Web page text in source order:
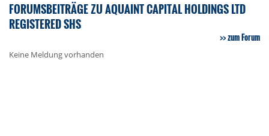
FORUMSBEITRÄGE ZU AQUAINT CAPITAL HOLDINGS LTD
REGISTERED SHS
zum Forum
Keine Meldung vorhanden